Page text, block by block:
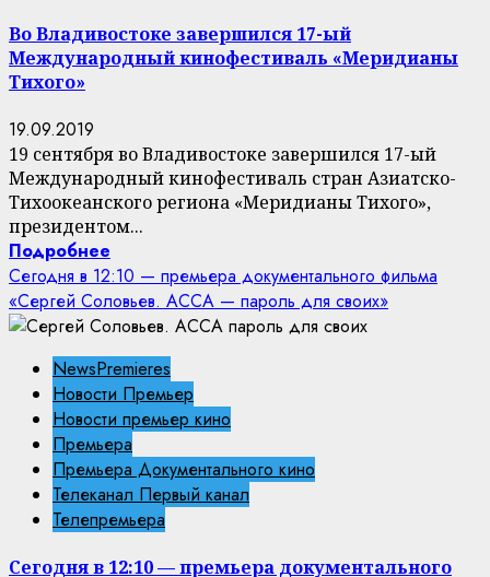
Во Владивостоке завершился 17-ый
Международный кинофестиваль «Меридианы
Тихого»
19.09.2019
19 сентября во Владивостоке завершился 17-ый
Международный кинофестиваль стран Азиатско-
Тихоокеанского региона «Меридианы Тихого»,
президентом...
Подробнее
Сегодня в 12:10 — премьера документального фильма
«Сергей Соловьев. АССА — пароль для своих»
NewsPremieres
Новости Премьер
Новости премьер кино
Премьера
Премьера Документального кино
Телеканал Первый канал
Телепремьера
Сегодня в 12:10 — премьера документального